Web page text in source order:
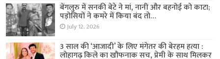
बेंगलुरु में सनकी बेटे ने मां, नानी और बहनोई को काटा;
पड़ोसियों ने कमरे में किया बंद तो…
July 12, 2026
3 साल की ‘आजादी’ के लिए मंगेतर की बेरहम हत्या :
लोहागढ़ किले का खौफनाक सच, प्रेमी के साथ मिलकर